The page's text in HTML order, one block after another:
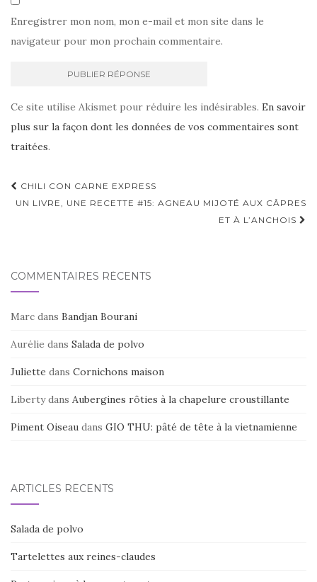
Enregistrer mon nom, mon e-mail et mon site dans le
navigateur pour mon prochain commentaire.
Ce site utilise Akismet pour réduire les indésirables. En savoir
plus sur la façon dont les données de vos commentaires sont
traitées.
Navigation
d'article
CHILI CON CARNE EXPRESS
UN LIVRE, UNE RECETTE #15: AGNEAU MIJOTÉ AUX CÂPRES
ET À L’ANCHOIS
COMMENTAIRES RÉCENTS
Marc dans Bandjan Bourani
Aurélie dans Salada de polvo
Juliette dans Cornichons maison
Libertydans Aubergines rôties à la chapelure croustillante
Piment Oiseau dans GIO THU: pâté de tête à la vietnamienne
ARTICLES RÉCENTS
Salada de polvo
Tartelettes aux reines-claudes